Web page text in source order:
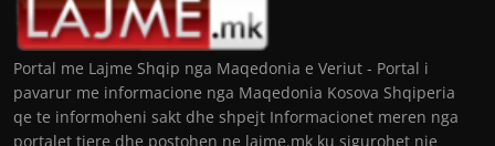
Portal me Lajme Shqip nga Maqedonia e Veriut - Portal i
pavarur me informacione nga Maqedonia Kosova Shqiperia
qe te informoheni sakt dhe shpejt Informacionet meren nga
portalet tjere dhe postohen ne lajme.mk ku sigurohet nje